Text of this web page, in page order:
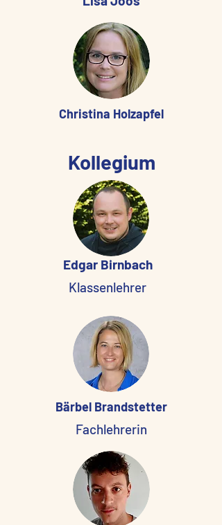
Christina Holzapfel
Kollegium
Edgar Birnbach
Klassenlehrer
Bärbel Brandstetter
Fachlehrerin